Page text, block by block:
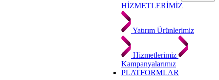
HİZMETLERİMİZ
Yatırım Ürünlerimiz
Hizmetlerimiz
Kampanyalarımız
PLATFORMLAR